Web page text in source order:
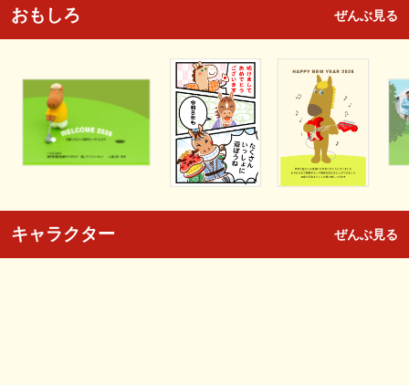
おもしろ ぜんぶ見る
キャラクター ぜんぶ見る